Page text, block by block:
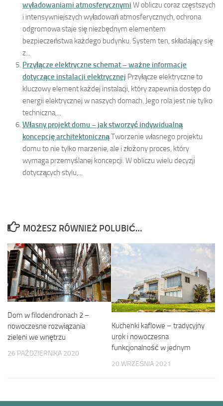
wyładowaniami atmosferycznymi W obliczu coraz częstszych
i intensywniejszych wyładowań atmosferycznych, ochrona
odgromowa staje się niezbędnym elementem
bezpieczeństwa każdego budynku. System ten, składający się
z...
Przyłącze elektryczne schemat – ważne informacje
dotyczące instalacji elektrycznej Przyłącze elektryczne to
kluczowy element każdej instalacji, który zapewnia dostęp do
energii elektrycznej w naszych domach. Jego rola jest nie tylko
techniczna,...
Własny projekt domu – jak stworzyć indywidualną
koncepcję architektonicznąTworzenie własnego projektu
domu to nie tylko marzenie, ale i złożony proces, który
wymaga przemyślanej koncepcji. W obliczu wielu decyzji
dotyczących stylu,...
MOŻESZ RÓWNIEŻ POLUBIĆ…
Dom w filodendronach 2 –
nowoczesne rozwiązania
zieleni we wnętrzu
26 PAŹDZIERNIKA 2020
Kuchenki kaflowe – tradycyjny
urok i nowoczesna
funkcjonalność w jednym
20 WRZEŚNIA 2021